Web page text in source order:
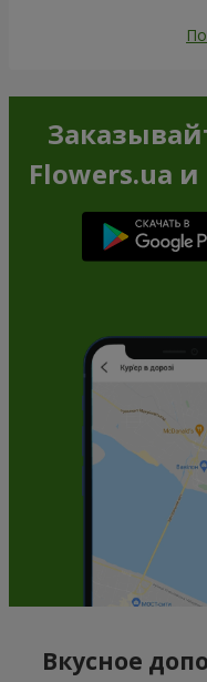
Flowers.ua
Вкусное